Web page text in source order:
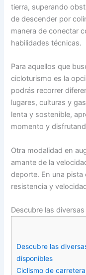
tierra, superando
de descender por
manera de conectar
habilidades técnicas.
Para aquellos que
cicloturismo es la
podrás recorrer
lugares, culturas y
lenta y sostenible,
momento y
Otra modalidad en
amante de la
deporte. En una
resistencia y
Descubre las
Descubre las
disponibles
Ciclismo de carretera